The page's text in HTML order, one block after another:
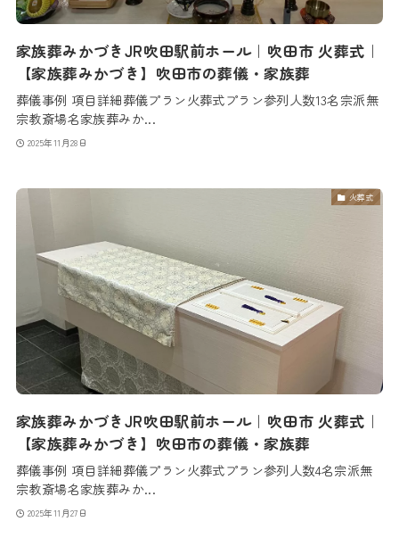
家族葬みかづきJR吹田駅前ホール｜吹田市 火葬式｜
【家族葬みかづき】吹田市の葬儀・家族葬
葬儀事例 項目詳細葬儀プラン火葬式プラン参列人数13名宗派無
宗教斎場名家族葬みか...
2025年11月28日
火葬式
家族葬みかづきJR吹田駅前ホール｜吹田市 火葬式｜
【家族葬みかづき】吹田市の葬儀・家族葬
葬儀事例 項目詳細葬儀プラン火葬式プラン参列人数4名宗派無
宗教斎場名家族葬みか...
2025年11月27日